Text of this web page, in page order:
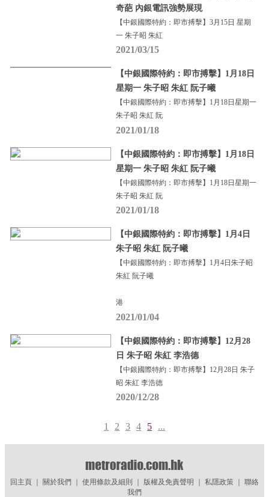
奇葩 內銀電訊強勢展現
【中銀國際特約：即市搏擊】3月15日 星期
一 朱子昭 朱紅
2021/03/15
【中銀國際特約：即市搏擊】1月18日
星期一 朱子昭 朱紅 阮子曦
【中銀國際特約：即市搏擊】1月18日星期一
朱子昭 朱紅 阮
2021/01/18
【中銀國際特約：即市搏擊】1月18日
星期一 朱子昭 朱紅 阮子曦
【中銀國際特約：即市搏擊】1月18日星期一
朱子昭 朱紅 阮
2021/01/18
【中銀國際特約：即市搏擊】1月4日
朱子昭 朱紅 阮子曦
【中銀國際特約：即市搏擊】1月4日朱子昭
朱紅 阮子曦
港
2021/01/04
【中銀國際特約：即市搏擊】12月28
日 朱子昭 朱紅 李浩德
【中銀國際特約：即市搏擊】12月28日 朱子
昭 朱紅 李浩德
2020/12/28
1 2 3 4 5 ...
回主頁｜ 關於我們 使用條款及細則 版權及免責聲明 私隱政策｜ 聯絡
我們